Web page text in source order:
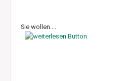
Sie wollen....